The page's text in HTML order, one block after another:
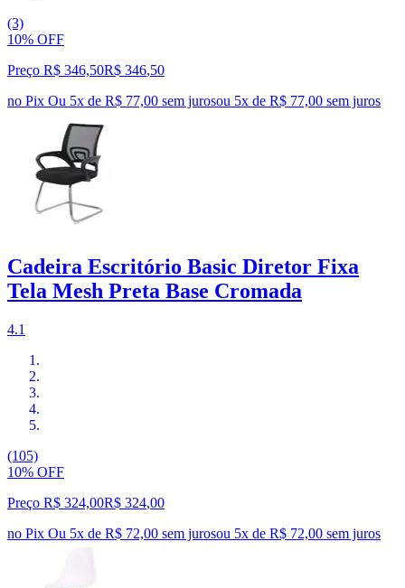
(3)
10% OFF
Preço R$ 346,50R$ 346,50
no Pix Ou 5x de R$ 77,00 sem jurosou 5x de R$ 77,00 sem juros
Cadeira Escritório Basic Diretor Fixa
Tela Mesh Preta Base Cromada
4.1
(105)
10% OFF
Preço R$ 324,00R$ 324,00
no Pix Ou 5x de R$ 72,00 sem jurosou 5x de R$ 72,00 sem juros